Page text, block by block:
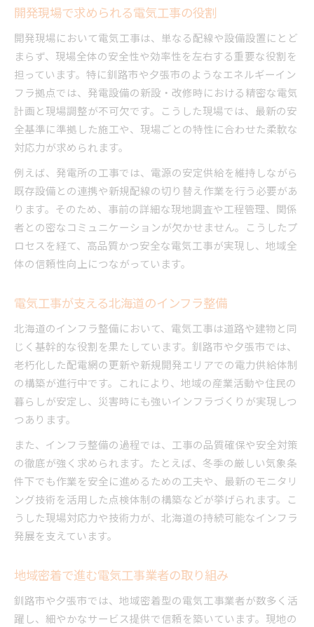
開発現場で求められる電気工事の役割
開発現場において電気工事は、単なる配線や設備設置にとど
まらず、現場全体の安全性や効率性を左右する重要な役割を
担っています。特に釧路市や夕張市のようなエネルギーイン
フラ拠点では、発電設備の新設・改修時における精密な電気
計画と現場調整が不可欠です。こうした現場では、最新の安
全基準に準拠した施工や、現場ごとの特性に合わせた柔軟な
対応力が求められます。
例えば、発電所の工事では、電源の安定供給を維持しながら
既存設備との連携や新規配線の切り替え作業を行う必要があ
ります。そのため、事前の詳細な現地調査や工程管理、関係
者との密なコミュニケーションが欠かせません。こうしたプ
ロセスを経て、高品質かつ安全な電気工事が実現し、地域全
体の信頼性向上につながっています。
電気工事が支える北海道のインフラ整備
北海道のインフラ整備において、電気工事は道路や建物と同
じく基幹的な役割を果たしています。釧路市や夕張市では、
老朽化した配電網の更新や新規開発エリアでの電力供給体制
の構築が進行中です。これにより、地域の産業活動や住民の
暮らしが安定し、災害時にも強いインフラづくりが実現しつ
つあります。
また、インフラ整備の過程では、工事の品質確保や安全対策
の徹底が強く求められます。たとえば、冬季の厳しい気象条
件下でも作業を安全に進めるための工夫や、最新のモニタリ
ング技術を活用した点検体制の構築などが挙げられます。こ
うした現場対応力や技術力が、北海道の持続可能なインフラ
発展を支えています。
地域密着で進む電気工事業者の取り組み
釧路市や夕張市では、地域密着型の電気工事業者が数多く活
躍し、細やかなサービス提供で信頼を築いています。現地の